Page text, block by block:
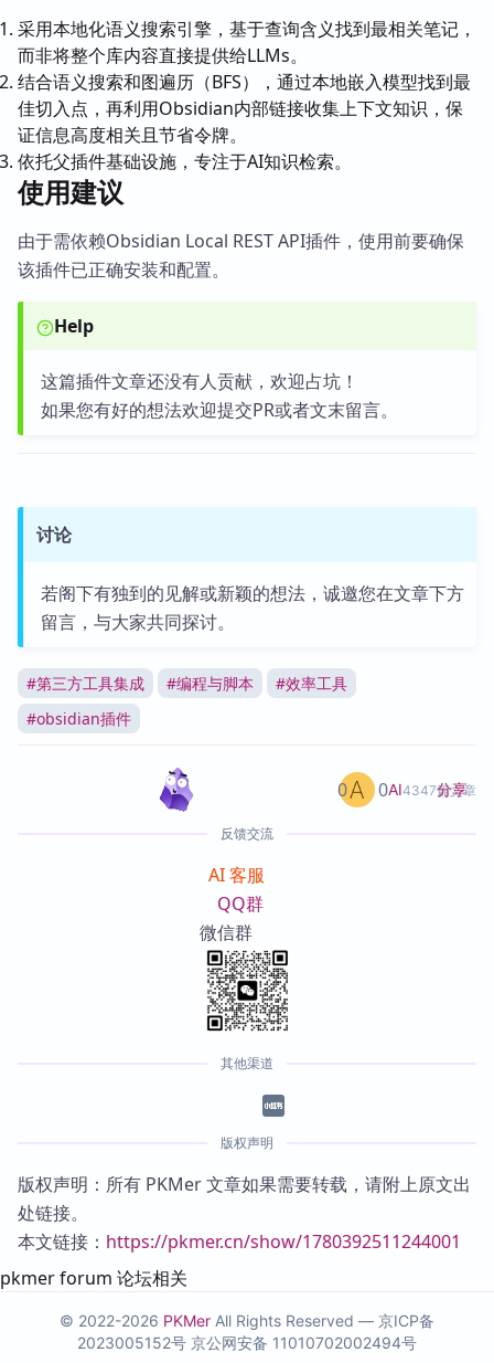
采用本地化语义搜索引擎，基于查询含义找到最相关笔记，
而非将整个库内容直接提供给LLMs。
结合语义搜索和图遍历（BFS），通过本地嵌入模型找到最
佳切入点，再利用Obsidian内部链接收集上下文知识，保
证信息高度相关且节省令牌。
依托父插件基础设施，专注于AI知识检索。
使用建议
由于需依赖Obsidian Local REST API插件，使用前要确保
该插件已正确安装和配置。
Help
这篇插件文章还没有人贡献，欢迎占坑！
如果您有好的想法欢迎提交PR或者文末留言。
讨论
若阁下有独到的见解或新颖的想法，诚邀您在文章下方
留言，与大家共同探讨。
#第三方工具集成 #编程与脚本 #效率工具
#obsidian插件
AI4347篇文章
0 0 分享
反馈交流
AI 客服
QQ群
微信群
其他渠道
版权声明
版权声明：所有 PKMer 文章如果需要转载，请附上原文出
处链接。
本文链接： https://pkmer.cn/show/1780392511244001
pkmer forum 论坛相关
© 2022-2026 PKMer All Rights Reserved — 京ICP备
2023005152号 京公网安备 11010702002494号